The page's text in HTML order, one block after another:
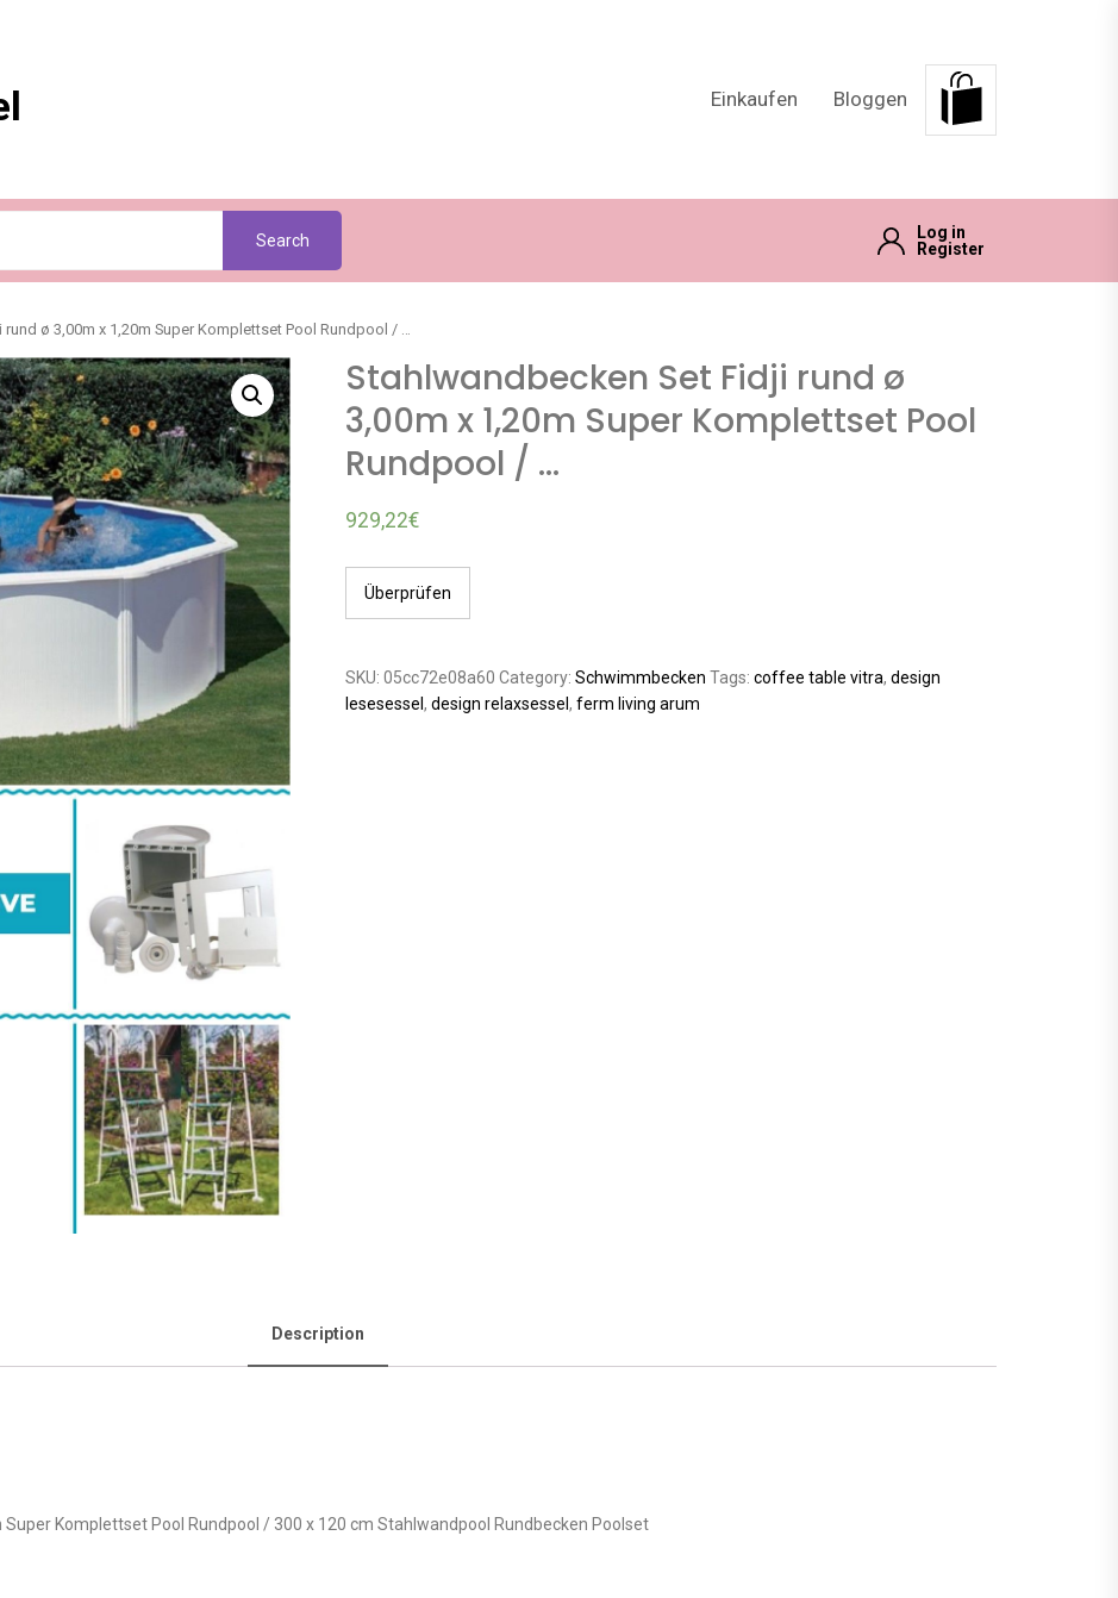
Einkaufen Bloggen
Search
Log in
Register
ø 3,00m x 1,20m Super Komplettset Pool Rundpool / …
Stahlwandbecken Set Fidji rund ø
3,00m x 1,20m Super Komplettset Pool
Rundpool / …
929,22€
Überprüfen
SKU: 05cc72e08a60 Category: Schwimmbecken Tags: coffee table vitra, design
lesesessel , design relaxsessel , ferm living arum
Description
Komplettset Pool Rundpool / 300 x 120 cm Stahlwandpool Rundbecken Poolset